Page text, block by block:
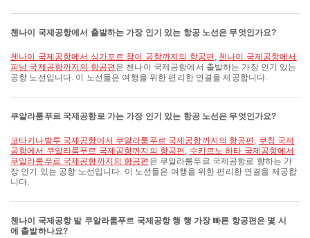
첸나이 국제공항에서 출발하는 가장 인기 있는 항공 노선은 무엇인가요?
첸나이 국제공항에서 싱가포르 창이 공항까지의 항공편 , 첸나이 국제공항에서
피낭 국제공항까지의 항공편 은 첸나이 국제공항에서 출발하는 가장 인기 있는
공항 노선입니다. 이 노선들은 여행을 위한 편리한 연결을 제공합니다.
쿠알라룸푸르 국제공항로 가는 가장 인기 있는 항공 노선은 무엇인가요?
코타키나발루 국제공항에서 쿠알라룸푸르 국제공항까지의 항공편 , 쿠칭 국제
공항에서 쿠알라룸푸르 국제공항까지의 항공편 , 수카르노 하타 국제공항에서
쿠알라룸푸르 국제공항까지의 항공편 은 쿠알라룸푸르 국제공항로 향하는 가
장 인기 있는 공항 노선입니다. 이 노선들은 여행을 위한 편리한 연결을 제공합
니다.
첸나이 국제공항 발 쿠알라룸푸르 국제공항 행 행 가장 빠른 항공편은 몇 시
에 출발하나요?